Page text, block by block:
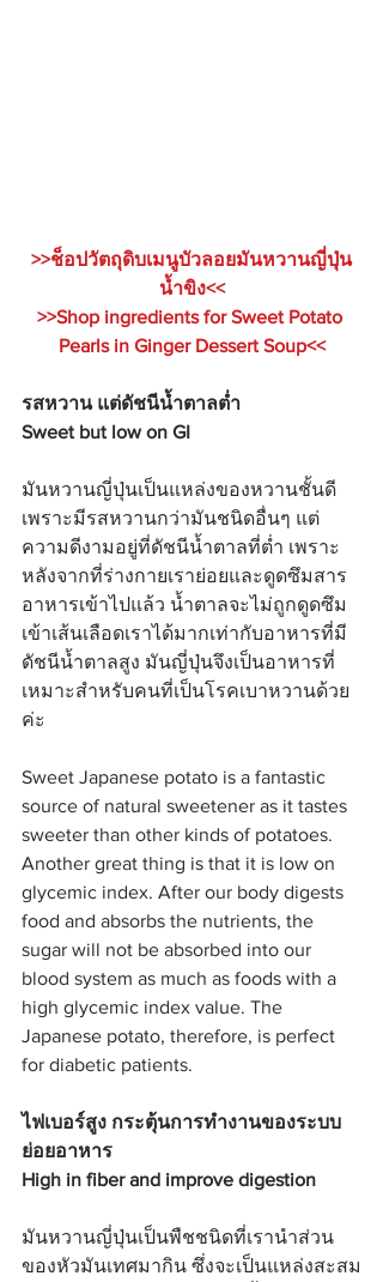
>>ช็อปวัตถุดิบเมนูบัวลอยมันหวานญี่ปุ่น
น้ำขิง<<
>>Shop ingredients for Sweet Potato
Pearls in Ginger Dessert Soup<<
รสหวาน แต่ดัชนีน้ำตาลต่ำ
Sweet but low on GI
มันหวานญี่ปุ่นเป็นแหล่งของหวานชั้นดี
เพราะมีรสหวานกว่ามันชนิดอื่นๆ แต่
ความดีงามอยู่ที่ดัชนีน้ำตาลที่ต่ำ เพราะ
หลังจากที่ร่างกายเราย่อยและดูดซึมสาร
อาหารเข้าไปแล้ว น้ำตาลจะไม่ถูกดูดซึม
เข้าเส้นเลือดเราได้มากเท่ากับอาหารที่มี
ดัชนีน้ำตาลสูง มันญี่ปุ่นจึงเป็นอาหารที่
เหมาะสำหรับคนที่เป็นโรคเบาหวานด้วย
ค่ะ
Sweet Japanese potato is a fantastic
source of natural sweetener as it tastes
sweeter than other kinds of potatoes.
Another great thing is that it is low on
glycemic index. After our body digests
food and absorbs the nutrients, the
sugar will not be absorbed into our
blood system as much as foods with a
high glycemic index value. The
Japanese potato, therefore, is perfect
for diabetic patients.
ไฟเบอร์สูง กระตุ้นการทำงานของระบบ
ย่อยอาหาร
High in fiber and improve digestion
มันหวานญี่ปุ่นเป็นพืชชนิดที่เรานำส่วน
ของหัวมันเทศมากิน ซึ่งจะเป็นแหล่งสะสม